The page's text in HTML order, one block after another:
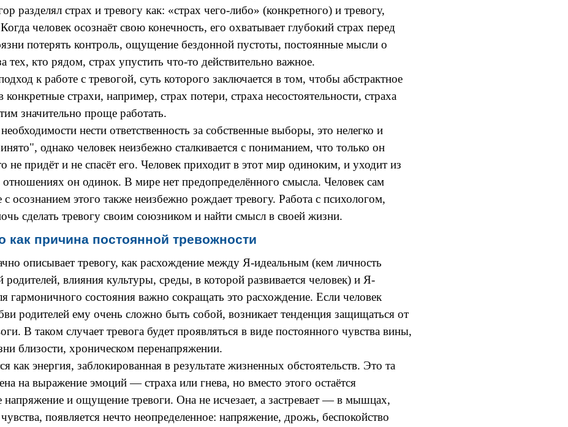
разделял страх и тревогу как: «страх чего-либо» (конкретного) и тревогу,
человек осознаёт свою конечность, его охватывает глубокий страх перед
потерять контроль, ощущение бездонной пустоты, постоянные мысли о
тех, кто рядом, страх упустить что-то действительно важное.
к работе с тревогой, суть которого заключается в том, чтобы абстрактное
страхи, например, страх потери, страха несостоятельности, страха
значительно проще работать.
нести ответственность за собственные выборы, это нелегко и
однако человек неизбежно сталкивается с пониманием, что только он
не придёт и не спасёт его. Человек приходит в этот мир одиноким, и уходит из
он одинок. В мире нет предопределённого смысла. Человек сам
осознанием этого также неизбежно рождает тревогу. Работа с психологом,
сделать тревогу своим союзником и найти смысл в своей жизни.
как причина постоянной тревожности
описывает тревогу, как расхождение между Я-идеальным (кем личность
влияния культуры, среды, в которой развивается человек) и Я-
гармоничного состояния важно сокращать это расхождение. Если человек
родителей ему очень сложно быть собой, возникает тенденция защищаться от
В таком случает тревога будет проявляться в виде постоянного чувства вины,
близости, хроническом перенапряжении.
как энергия, заблокированная в результате жизненных обстоятельств. Это та
на выражение эмоций — страха или гнева, но вместо этого остаётся
напряжение и ощущение тревоги. Она не исчезает, а застревает — в мышцах,
появляется нечто неопределенное: напряжение, дрожь, беспокойство